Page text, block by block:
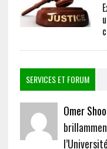
SERVICES ET FORUM
Omer